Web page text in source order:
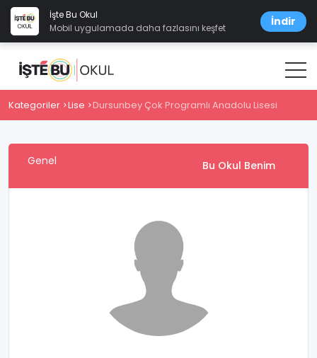
İşte Bu Okul
Mobil uygulamada daha fazlasını keşfet
İndir
Kategoriler Lise Dursunbey Çok Programlı Anadolu Lisesi
Genel Bu Okul Benim